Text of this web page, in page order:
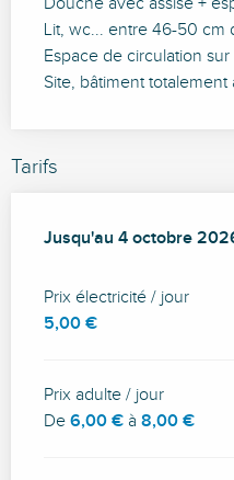
Douche avec assise +
Lit, wc... entre 46-50 cm
Espace de circulation
Site, bâtiment totalement
Tarifs
Du17 avril 2026au 4
Jusqu'au 4 octobre
Prix électricité / jour
5,00 €
Prix adulte / jour
De 6,00 € à 8,00 €